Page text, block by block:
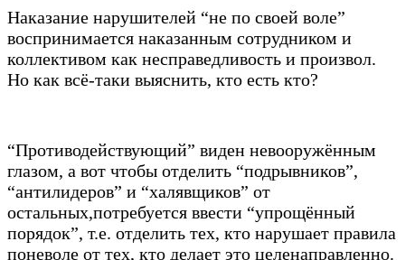
Наказание нарушителей “не по своей воле”
воспринимается наказанным сотрудником и
коллективом как несправедливость и произвол.
Но как всё-таки выяснить, кто есть кто?
“Противодействующий” виден невооружённым
глазом, а вот чтобы отделить “подрывников”,
“антилидеров” и “халявщиков” от
остальных,потребуется ввести “упрощённый
порядок”, т.е. отделить тех, кто нарушает правила
поневоле от тех, кто делает это целенаправленно.